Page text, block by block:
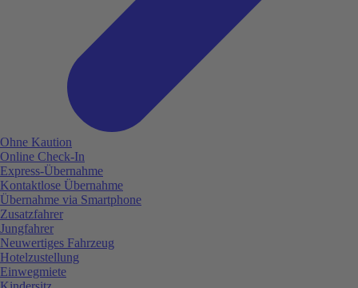
Ohne Kaution
Online Check-In
Express-Übernahme
Kontaktlose Übernahme
Übernahme via Smartphone
Zusatzfahrer
Jungfahrer
Neuwertiges Fahrzeug
Hotelzustellung
Einwegmiete